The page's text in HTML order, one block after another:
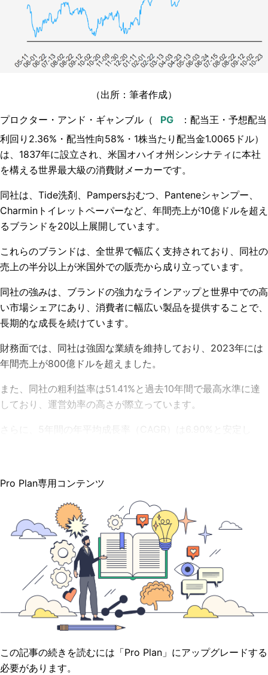
（出所：筆者作成）
プロクター・アンド・ギャンブル（ ：配当王・ 予想配当
利回り2.36%・配当性向58%・1株当たり配当金1.0065ドル）
は、1837年に設立され、米国オハイオ州シンシナティに本社
を構える世界最大級の消費財メーカーです。
同社は、Tide洗剤、Pampersおむつ、Panteneシャンプー、
Charminトイレットペーパーなど、年間売上が10億ドルを超え
るブランドを20以上展開しています。
これらのブランドは、全世界で幅広く支持されており、同社の
売上の半分以上が米国外での販売から成り立っています。
同社の強みは、ブランドの強力なラインアップと世界中での高
い市場シェアにあり、消費者に幅広い製品を提供することで、
長期的な成長を続けています。
財務面では、同社は強固な業績を維持しており、2023年には
年間売上が800億ドルを超えました。
また、同社の粗利益率は51.41%と過去10年間で最高水準に達
しており、運営効率の高さが際立っています。
さらに、5年間の年平均成長率（CAGR）は6.90%と安定し
Pro Plan専用コンテンツ
この記事の続きを読むには「Pro Plan」にアップグレードする
必要があります。